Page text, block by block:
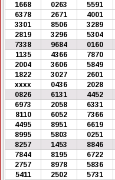
1668
0263 5591
6378
2671 4001
3301
8506 3289
2819
3296 5304
7338
9684 0160
1135
4366 7870
2004
3606 5849
1822
3027 2601
xxxx
0436 2028
0826
6131 4452
6973
2058 6331
8110
6052 7366
4495
8951 6619
8995
5803 0251
8257
1453 8846
7844
8195 6722
2757
8978 5836
5411
2502 5731